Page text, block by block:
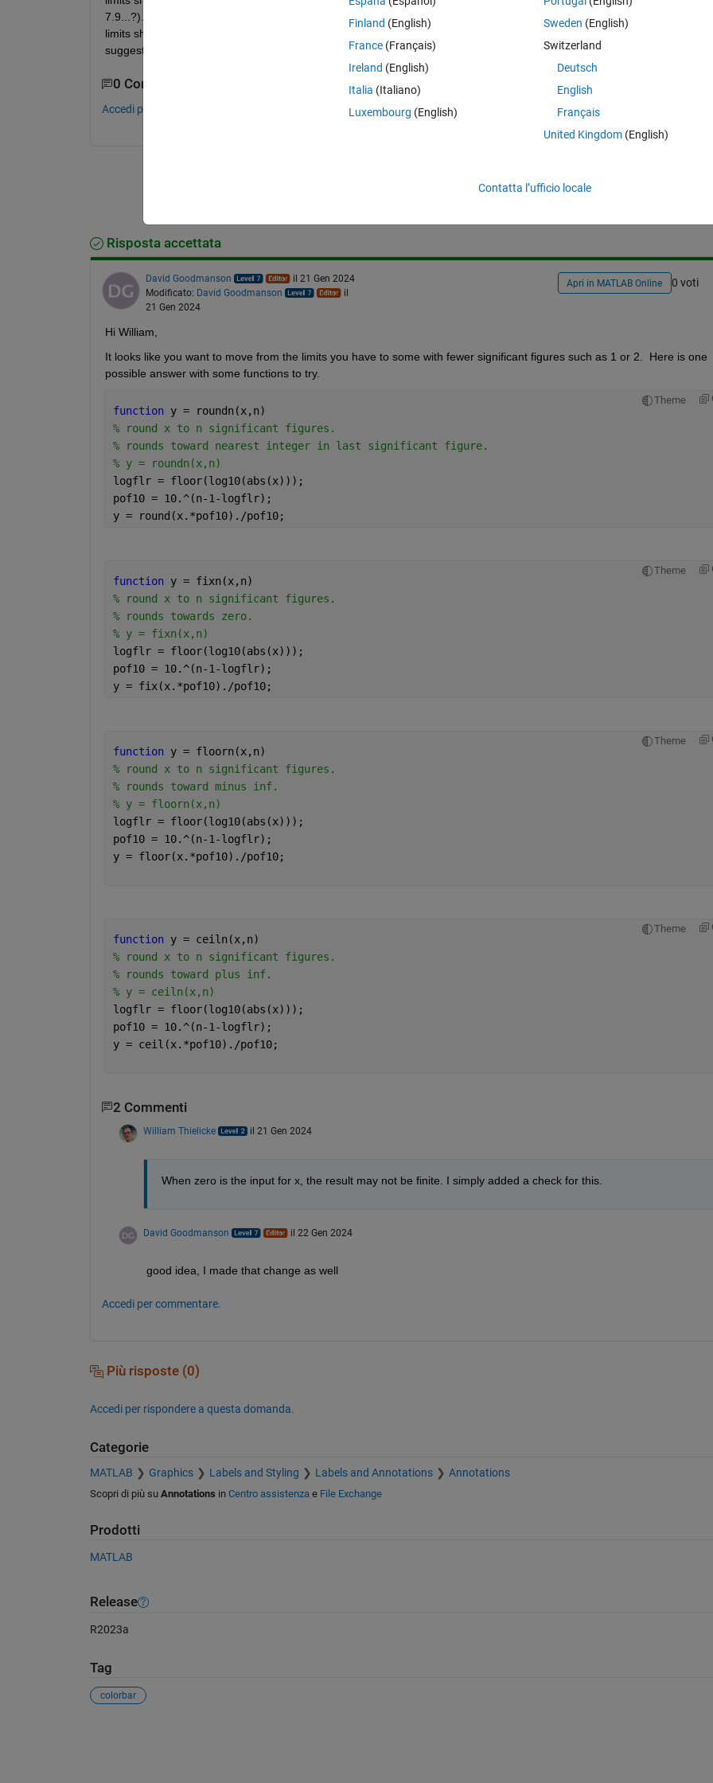
7.9...?). If the data ranges from 21 to 493 it should range from 20 to 500 or so. If the data ranges from 0.00653 to 0.0954
limits should e.g. be 0.005 and 0.01. You probably noticed that I have difficulties to define what "looks nice", do you have a
suggestion for my problem? Thanks a lot!
0 Commenti
Accedi per commentare.
Risposta accettata
David Goodmanson
il 21 Gen 2024
Modificato: David Goodmanson
il
21 Gen 2024
Apri in MATLAB Online 0 voti
Hi William,
It looks like you want to move from the limits you have to some with fewer significant figures such as 1 or 2.  Here is one
possible answer with some functions to try.
Theme
function y = roundn(x,n)
% round x to n significant figures.
% rounds toward nearest integer in last significant figure.
% y = roundn(x,n)
logflr = floor(log10(abs(x)));
pof10 = 10.^(n-1-logflr);
y = round(x.*pof10)./pof10;
Theme
function y = fixn(x,n)
% round x to n significant figures.
% rounds towards zero.
% y = fixn(x,n)
logflr = floor(log10(abs(x)));
pof10 = 10.^(n-1-logflr);
y = fix(x.*pof10)./pof10;
Theme
function y = floorn(x,n)
% round x to n significant figures.
% rounds toward minus inf.
% y = floorn(x,n)
logflr = floor(log10(abs(x)));
pof10 = 10.^(n-1-logflr);
y = floor(x.*pof10)./pof10;
Theme
function y = ceiln(x,n)
% round x to n significant figures.
% rounds toward plus inf.
% y = ceiln(x,n)
logflr = floor(log10(abs(x)));
pof10 = 10.^(n-1-logflr);
y = ceil(x.*pof10)./pof10;
2 Commenti
William Thielicke il 21 Gen 2024
When zero is the input for x, the result may not be finite. I simply added a check for this.
David Goodmanson il 22 Gen 2024
good idea, I made that change as well
Accedi per commentare.
Più risposte (0)
Accedi per rispondere a questa domanda.
Categorie
MATLAB Graphics Labels and Styling Labels and Annotations Annotations
Scopri di più su Annotations in Centro assistenzae File Exchange
Prodotti
MATLAB
Release
R2023a
Tag
colorbar
Finland (English)
France (Français)
Ireland (English)
Italia (Italiano)
Luxembourg (English)
Sweden (English)
Switzerland
Deutsch
English
Français
United Kingdom(English)
Contatta l’ufficio locale